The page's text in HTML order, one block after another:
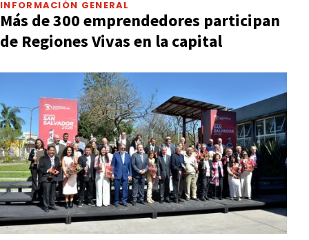
INFORMACIÓN GENERAL
Más de 300 emprendedores participan
de Regiones Vivas en la capital